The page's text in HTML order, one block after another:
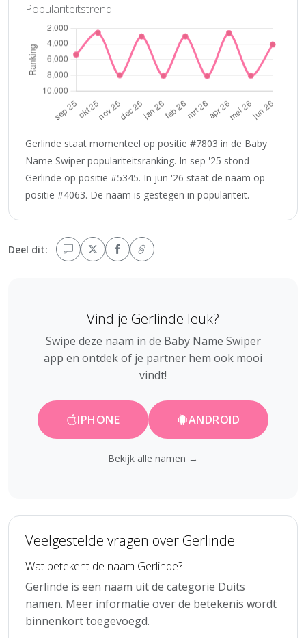
Populariteitstrend
Gerlinde staat momenteel op positie #7803 in de Baby
Name Swiper populariteitsranking. In sep '25 stond
Gerlinde op positie #5345. In jun '26 staat de naam op
positie #4063. De naam is gestegen in populariteit.
Deel dit:
Vind je Gerlinde leuk?
Swipe deze naam in de Baby Name Swiper
app en ontdek of je partner hem ook mooi
vindt!
IPHONE ANDROID
Bekijk alle namen →
Veelgestelde vragen over Gerlinde
Wat betekent de naam Gerlinde?
Gerlinde is een naam uit de categorie Duits
namen. Meer informatie over de betekenis wordt
binnenkort toegevoegd.